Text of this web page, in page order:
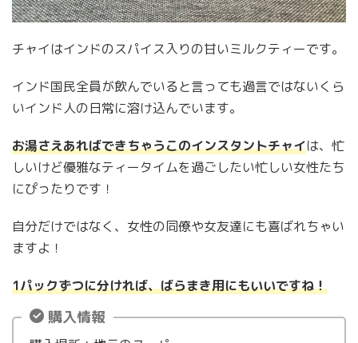
チャイはインドのスパイス入りの甘いミルクティーです。
インド国民全員が飲んでいると言っても過言ではないくら
いインド人の日常に溶け込んでいます。
お湯さえあればできちゃうこのインスタントチャイは、忙
しいけど優雅なティータイムを過ごしたい忙しい女性たち
にぴったりです！
自分だけではなく、女性の同僚や女友達にも喜ばれちゃい
ますよ！
1パックずつに分ければ、ばらまき用にもいいですね！
購入情報